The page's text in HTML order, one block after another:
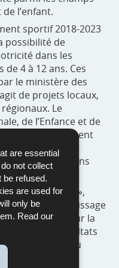
are essential
not collect
be refused.
are used for
only be
Read our
l’enfant.
sportif 2018-2023
possibilité de
dans les
4 à 12 ans. Ces
le ministère des
de projets locaux,
régionaux. Le
de l’Enfance et de
au financement
de
les administrations
en mouvement »,
dans l’apprentissage
impact positif sur la
sur leurs résultats
être multiplié au